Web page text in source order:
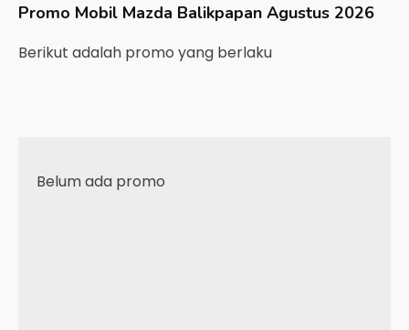
Promo Mobil Mazda Balikpapan Agustus 2026
Berikut adalah promo yang berlaku
Belum ada promo